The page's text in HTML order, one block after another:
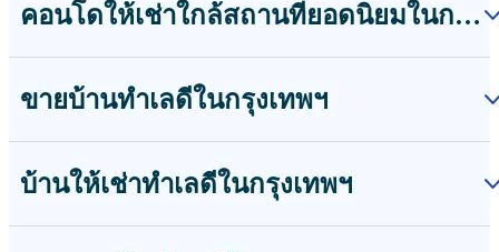
คอนโดให้เช่าใกล้สถานที่ยอดนิยมในกรุงเทพฯ
ขายบ้านทำเลดีในกรุงเทพฯ
บ้านให้เช่าทำเลดีในกรุงเทพฯ